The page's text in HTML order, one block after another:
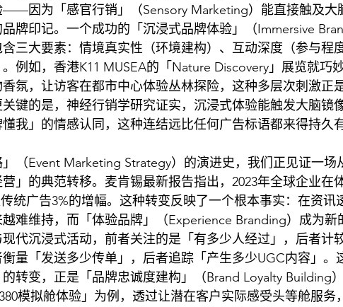
——因为「感官行销」（Sensory Marketing）能直接触及大
牌印记。一个成功的「沉浸式品牌体验」（Immersive
三大要素：情境真实性（环境建构）、互动深度（参与程
例如，香港K11 MUSEA的「Nature Discovery」展览就巧
氛，让访客在都市中心体验丛林探险，这种多层次刺激正
键的是，神经行销学研究证实，沉浸式体验能触发大脑镜
我」的情感认同，这种连结远比任何广告标语都来得持久有
（Event Marketing Strategy）的演进史，我们正见证一场
」的典范转移。麦肯锡最新报告指出，2023年全球企业在
统广告3%的增幅。这种转变反映了一个根本事实：在资讯
难维持，而「体验品牌」（Experience Branding）成为新
代沉浸式活动，前者关注的是「有多少人经过」，后者计
量「发送多少传单」，后者追踪「产生多少UGC内容」。
转变，正是「品牌忠诚度建构」（Brand Loyalty Building）
模拟舱体验」为例，透过让潜在客户实际感受头等舱服务